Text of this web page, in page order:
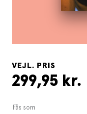
VEJL. PRIS
299,95 kr.
Fås som